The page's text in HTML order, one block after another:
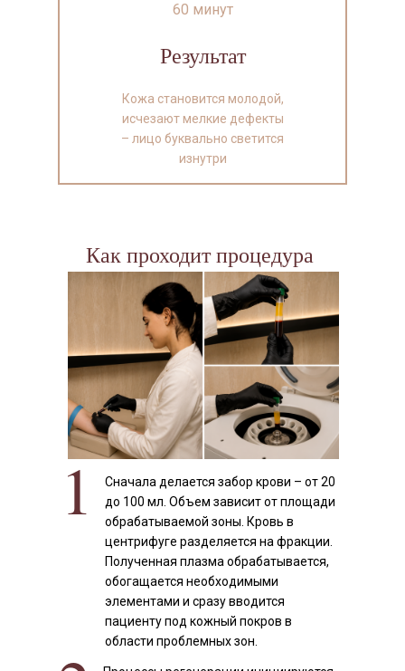
60 минут
Результат
Кожа становится молодой,
исчезают мелкие дефекты
– лицо буквально светится
изнутри
Сначала делается забор крови – от 20
до 100 мл. Объем зависит от площади
обрабатываемой зоны. Кровь в
центрифуге разделяется на фракции.
Полученная плазма обрабатывается,
обогащается необходимыми
элементами и сразу вводится
пациенту под кожный покров в
области проблемных зон.
Как проходит процедура
1